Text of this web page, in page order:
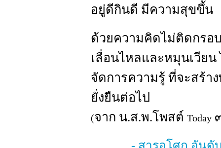
อยู่ดีกินดี มีความสุขขึ้น
ด้วยความคิดไม่ติดกรอ
เลื่อนไหลและหมุนเวียน
จัดการความรู้ ที่จะสร้า
ยั่งยืนต่อไป
(จาก น.ส.พ.โพสต์ Today
- สารอโศก อัน